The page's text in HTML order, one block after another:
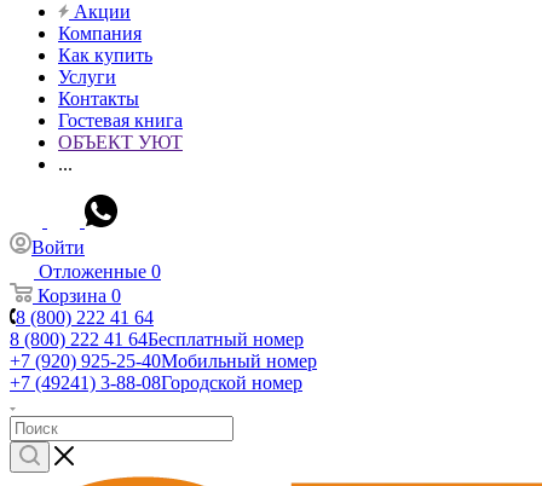
Акции
Компания
Как купить
Услуги
Контакты
Гостевая книга
ОБЪЕКТ УЮТ
...
Войти
Отложенные 0
Корзина 0
8 (800) 222 41 64
8 (800) 222 41 64Бесплатный номер
+7 (920) 925-25-40Мобильный номер
+7 (49241) 3-88-08Городской номер